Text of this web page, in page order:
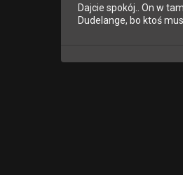
Dajcie spokój.. On w
Dudelange, bo ktoś